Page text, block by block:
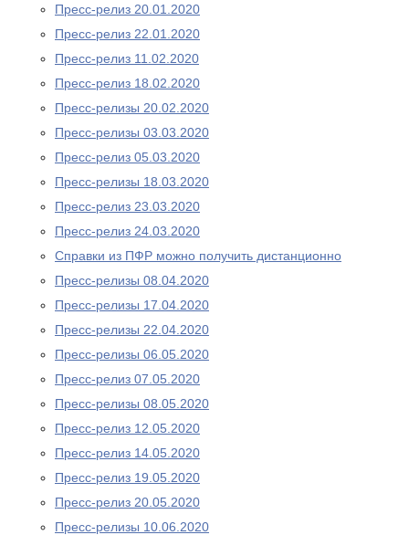
Пресс-релиз 20.01.2020
Пресс-релиз 22.01.2020
Пресс-релиз 11.02.2020
Пресс-релиз 18.02.2020
Пресс-релизы 20.02.2020
Пресс-релизы 03.03.2020
Пресс-релиз 05.03.2020
Пресс-релизы 18.03.2020
Пресс-релиз 23.03.2020
Пресс-релиз 24.03.2020
Справки из ПФР можно получить дистанционно
Пресс-релизы 08.04.2020
Пресс-релизы 17.04.2020
Пресс-релизы 22.04.2020
Пресс-релизы 06.05.2020
Пресс-релиз 07.05.2020
Пресс-релизы 08.05.2020
Пресс-релиз 12.05.2020
Пресс-релиз 14.05.2020
Пресс-релиз 19.05.2020
Пресс-релиз 20.05.2020
Пресс-релизы 10.06.2020